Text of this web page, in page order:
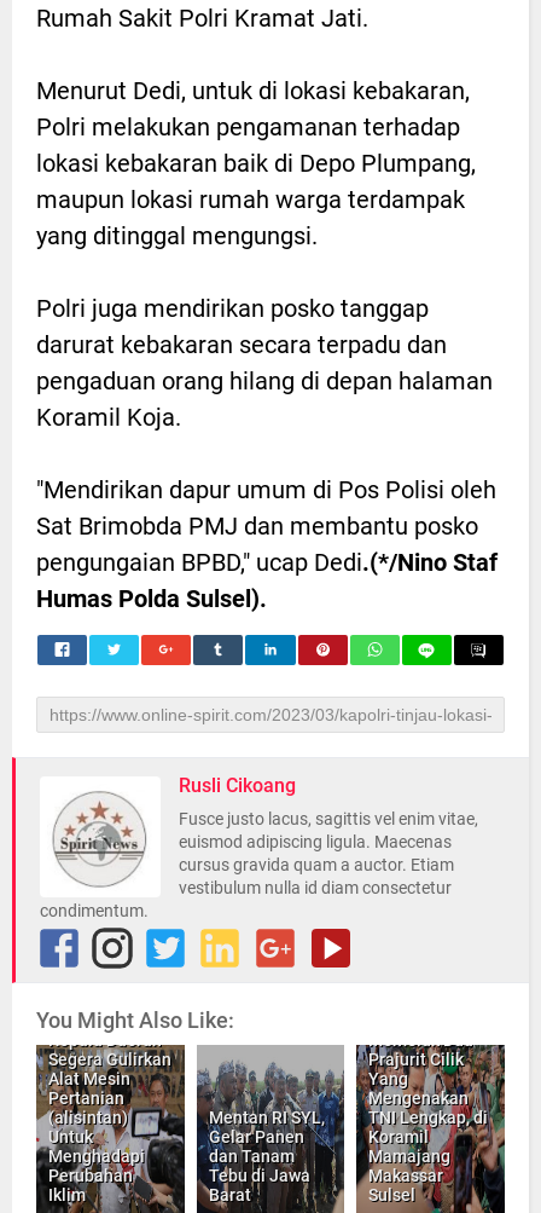
Rumah Sakit Polri Kramat Jati.
Menurut Dedi, untuk di lokasi kebakaran,
Polri melakukan pengamanan terhadap
lokasi kebakaran baik di Depo Plumpang,
maupun lokasi rumah warga terdampak
yang ditinggal mengungsi.
Polri juga mendirikan posko tanggap
darurat kebakaran secara terpadu dan
pengaduan orang hilang di depan halaman
Koramil Koja.
"Mendirikan dapur umum di Pos Polisi oleh
Sat Brimobda PMJ dan membantu posko
pengungaian BPBD," ucap Dedi.(*/Nino Staf
Humas Polda Sulsel).
Rusli Cikoang
Fusce justo lacus, sagittis vel enim vitae,
euismod adipiscing ligula. Maecenas
cursus gravida quam a auctor. Etiam
vestibulum nulla id diam consectetur
condimentum.
You Might Also Like:
Mendorong
Segera Gulirkan
Alat Mesin
Pertanian
(alisintan)
Untuk
Menghadapi
Perubahan
Iklim
Mentan RI SYL,
Gelar Panen
dan Tanam
Tebu di Jawa
Barat
Prajurit Cilik
Yang
Mengenakan
TNI Lengkap, di
Koramil
Mamajang
Makassar
Sulsel
Was Eksternal,
Perwakilan PWI
di Panda Polda
Sulsel,
Apresiasi
Imbauan As